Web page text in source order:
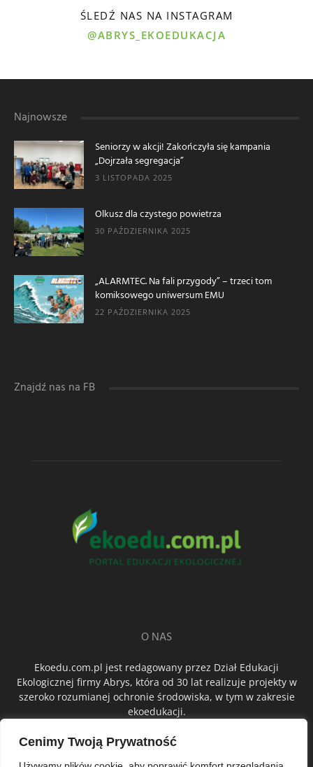
Cenimy Twoją Prywatność
ŚLEDŹ NAS NA INSTAGRAM
@ABRYS_EKOEDUKACJA
Najnowsze
Seniorzy w akcji! Zakończyła się kampania
„Dojrzała segregacja”
3 LISTOPADA 2025
Olkusz dla czystego powietrza
30 PAŹDZIERNIKA 2025
„ALARMTEC. Na fali przygody” – trzeci tom
komiksowego uniwersum EMU
22 PAŹDZIERNIKA 2025
Znajdź nas na FB
O NAS
Ekoedu.com.pl jest redagowany przez Dział Edukacji
Ekologicznej firmy Abrys, która od 30 lat realizuje projekty w
szeroko rozumianej ochronie środowiska, w tym w zakresie
ekoedukacji.